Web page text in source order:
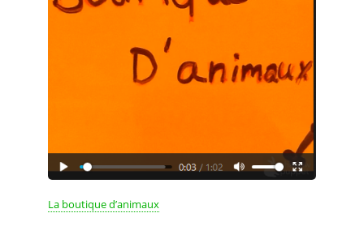
La boutique d’animaux